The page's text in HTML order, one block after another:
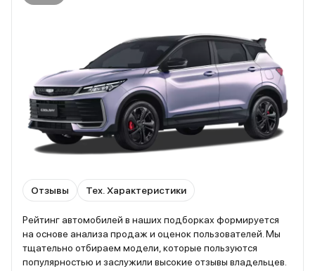
Отзывы Тех. Характеристики
Рейтинг автомобилей в наших подборках формируется
на основе анализа продаж и оценок пользователей. Мы
тщательно отбираем модели, которые пользуются
популярностью и заслужили высокие отзывы владельцев.